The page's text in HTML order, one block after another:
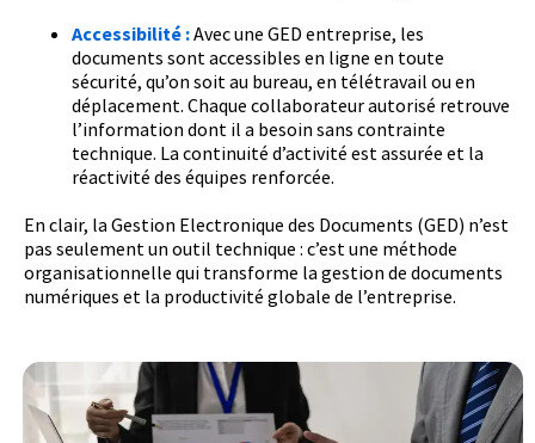
Accessibilité :Avec une GED entreprise, les
documents sont accessibles en ligne en toute
sécurité, qu’on soit au bureau, en télétravail ou en
déplacement. Chaque collaborateur autorisé retrouve
l’information dont il a besoin sans contrainte
technique. La continuité d’activité est assurée et la
réactivité des équipes renforcée.
En clair, la Gestion Electronique des Documents (GED) n’est
pas seulement un outil technique : c’est une méthode
organisationnelle qui transforme la gestion de documents
numériques et la productivité globale de l’entreprise.